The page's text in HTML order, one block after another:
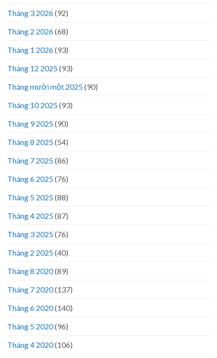
Tháng 3 2026(92)
Tháng 2 2026(68)
Tháng 1 2026(93)
Tháng 12 2025(93)
Tháng mười một 2025(90)
Tháng 10 2025(93)
Tháng 9 2025(90)
Tháng 8 2025(54)
Tháng 7 2025(86)
Tháng 6 2025(76)
Tháng 5 2025(88)
Tháng 4 2025(87)
Tháng 3 2025(76)
Tháng 2 2025(40)
Tháng 8 2020(89)
Tháng 7 2020(137)
Tháng 6 2020(140)
Tháng 5 2020(96)
Tháng 4 2020(106)